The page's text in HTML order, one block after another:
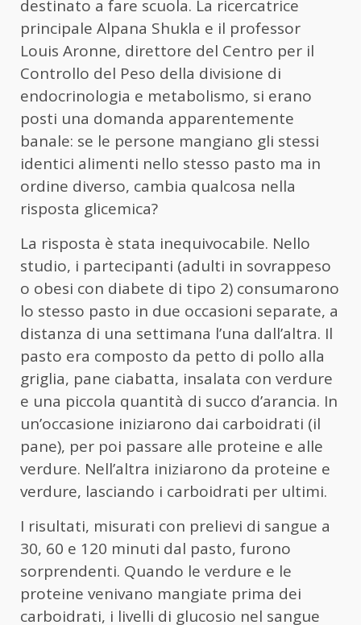
destinato a fare scuola. La ricercatrice
principale Alpana Shukla e il professor
Louis Aronne, direttore del Centro per il
Controllo del Peso della divisione di
endocrinologia e metabolismo, si erano
posti una domanda apparentemente
banale: se le persone mangiano gli stessi
identici alimenti nello stesso pasto ma in
ordine diverso, cambia qualcosa nella
risposta glicemica?
La risposta è stata inequivocabile. Nello
studio, i partecipanti (adulti in sovrappeso
o obesi con diabete di tipo 2) consumarono
lo stesso pasto in due occasioni separate, a
distanza di una settimana l’una dall’altra. Il
pasto era composto da petto di pollo alla
griglia, pane ciabatta, insalata con verdure
e una piccola quantità di succo d’arancia. In
un’occasione iniziarono dai carboidrati (il
pane), per poi passare alle proteine e alle
verdure. Nell’altra iniziarono da proteine e
verdure, lasciando i carboidrati per ultimi.
I risultati, misurati con prelievi di sangue a
30, 60 e 120 minuti dal pasto, furono
sorprendenti. Quando le verdure e le
proteine venivano mangiate prima dei
carboidrati, i livelli di glucosio nel sangue